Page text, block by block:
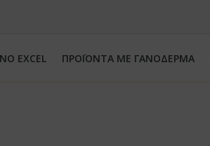
EXCEL ΠΡΟΪΟΝΤΑ ΜΕ ΓΑΝΟΔΕΡΜΑ